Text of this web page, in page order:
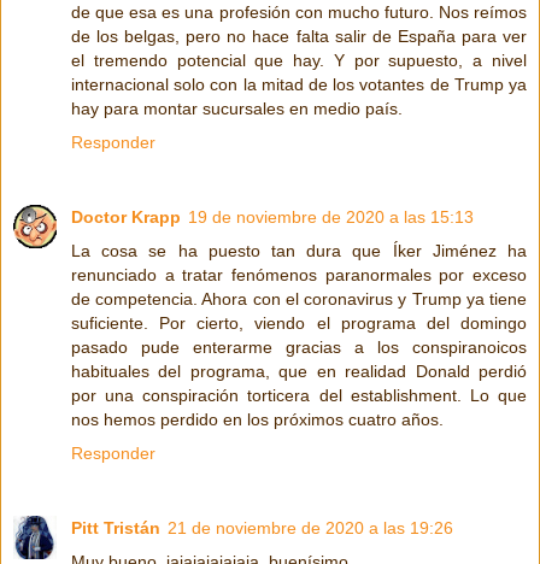
de que esa es una profesión con mucho futuro. Nos reímos
de los belgas, pero no hace falta salir de España para ver
el tremendo potencial que hay. Y por supuesto, a nivel
internacional solo con la mitad de los votantes de Trump ya
hay para montar sucursales en medio país.
Responder
Doctor Krapp 19 de noviembre de 2020 a las 15:13
La cosa se ha puesto tan dura que Íker Jiménez ha
renunciado a tratar fenómenos paranormales por exceso
de competencia. Ahora con el coronavirus y Trump ya tiene
suficiente. Por cierto, viendo el programa del domingo
pasado pude enterarme gracias a los conspiranoicos
habituales del programa, que en realidad Donald perdió
por una conspiración torticera del establishment. Lo que
nos hemos perdido en los próximos cuatro años.
Responder
Pitt Tristán 21 de noviembre de 2020 a las 19:26